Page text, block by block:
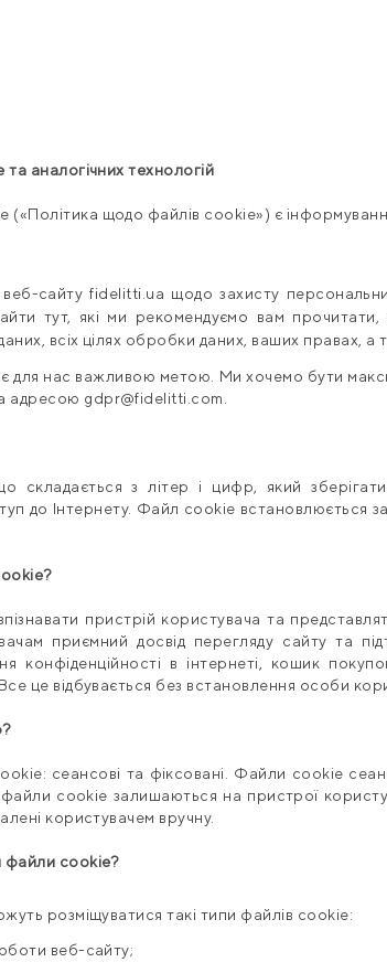
аналогічних технологій
(«Політика щодо файлів cookie») є
сайту fidelitti.ua щодо захисту
тут, які ми рекомендуємо вам
всіх цілях обробки даних, ваших правах, а
для нас важливою метою. Ми хочемо бути
адресою gdpr@fidelitti com
з літер і цифр, який
до Інтернету. Файл cookie встановлюється
пристрій користувача та
приємний досвід перегляду сайту та
конфіденційності в інтернеті, кошик
це відбувається без встановлення особи
сеансові та фіксовані. Файли cookie
файли cookie залишаються на пристрої
користувачем вручну.
файли cookie?
розміщуватися такі типи файлів cookie:
веб-сайту;